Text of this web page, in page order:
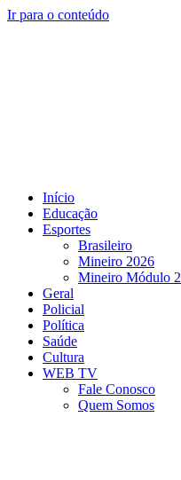
Ir para o conteúdo
Início
Educação
Esportes
Brasileiro
Mineiro 2026
Mineiro Módulo 2
Geral
Policial
Política
Saúde
Cultura
WEB TV
Fale Conosco
Quem Somos